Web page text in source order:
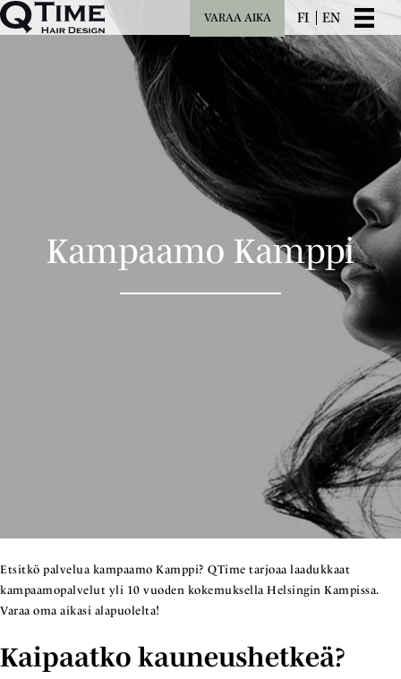
VARAA AIKA FI EN
Kampaamo Kamppi
Etsitkö palvelua kampaamo Kamppi? QTime tarjoaa laadukkaat
kampaamopalvelut yli 10 vuoden kokemuksella Helsingin Kampissa.
Varaa oma aikasi alapuolelta!
Kaipaatko kauneushetkeä?